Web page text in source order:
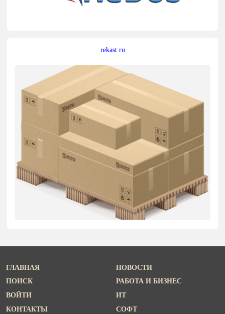
rekast.ru
ГЛАВНАЯ
ПОИСК
ВОЙТИ
КОНТАКТЫ
НОВОСТИ
РАБОТА И БИЗНЕС
ИТ
СОФТ